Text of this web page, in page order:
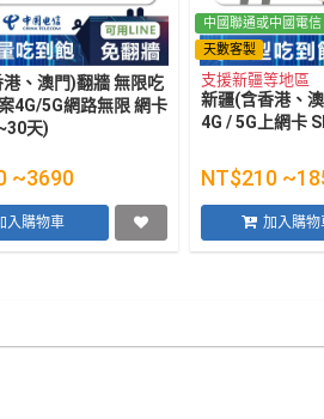
、澳門)翻牆 無限吃
4G/5G網路無限 網卡
天)
~3690
入購物車
中國聯通或中國電信
天數客製
支援新疆等地區
新疆(含香港、
4G / 5G上網卡
NT$210
加入購物